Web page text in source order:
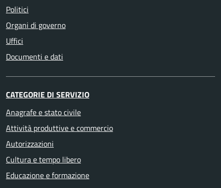
Politici
Organi di governo
Uffici
Documenti e dati
CATEGORIE DI SERVIZIO
Anagrafe e stato civile
Attività produttive e commercio
Autorizzazioni
Cultura e tempo libero
Educazione e formazione